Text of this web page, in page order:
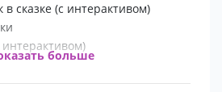
в сказке (с интерактивом)
больше